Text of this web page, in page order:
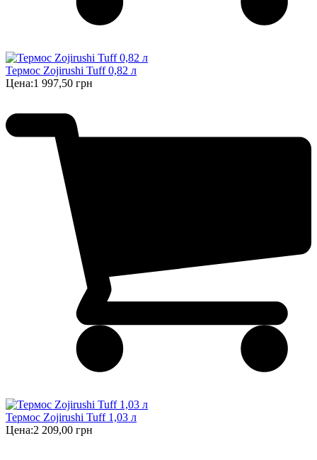
Термос Zojirushi Tuff 0,82 л
Цена:1 997,50 грн
Термос Zojirushi Tuff 1,03 л
Цена:2 209,00 грн